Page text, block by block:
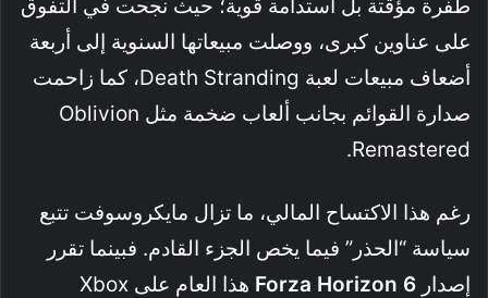
طفرة مؤقتة بل استدامة قوية؛ حيث نجحت في التفوق
على عناوين كبرى، ووصلت مبيعاتها السنوية إلى أربعة
أضعاف مبيعات لعبة Death Stranding، كما زاحمت
صدارة القوائم بجانب ألعاب ضخمة مثل Oblivion
Remastered.
رغم هذا الاكتساح المالي، ما تزال مايكروسوفت تتبع
سياسة “الحذر” فيما يخص الجزء القادم. فبينما تقرر
إصدار Forza Horizon 6
هذا العام على Xbox